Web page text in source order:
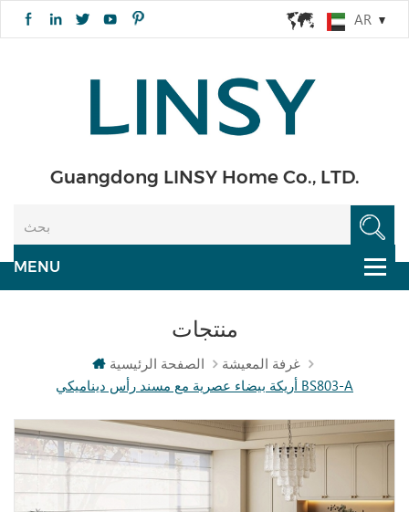
AR
Guangdong LINSY Home Co., LTD.
منتجات
الصفحة الرئيسية
غرفة المعيشة
أريكة بيضاء عصرية مع مسند رأس ديناميكي BS803-A